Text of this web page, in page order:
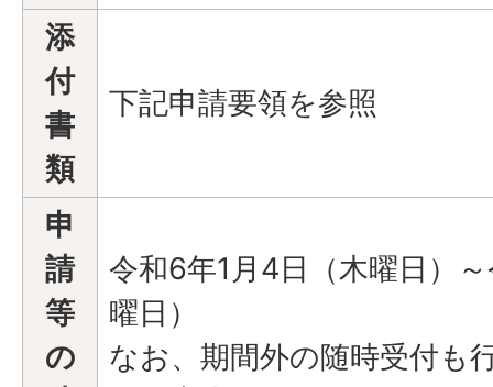
添
付
書
類
下記申請要領を参照
申
請
等
の
令和6年1月4日（木曜日）
曜日）
なお、期間外の随時受付も